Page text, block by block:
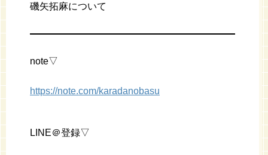
磯矢拓麻について
note▽
https://note.com/karadanobasu
LINE＠登録▽